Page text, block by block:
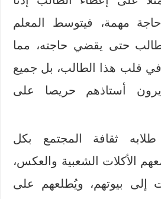
مهمة، فيتوسط المعلم
حتى يقضي حاجته، مما
في قلب هذا الطالب، بل جميع
يرون أستاذهم حريصا على
ثقافة المجتمع بكل
الأكلات الشعبية والعكس،
إلى بيوتهم، ويُطلعهم على